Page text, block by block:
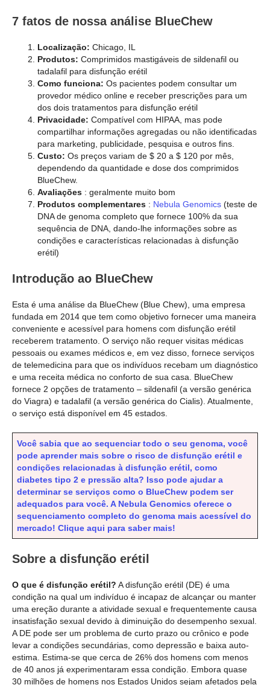
7 fatos de nossa análise BlueChew
Localização: Chicago, IL
Produtos: Comprimidos mastigáveis de sildenafil ou
tadalafil para disfunção erétil
Como funciona: Os pacientes podem consultar um
provedor médico online e receber prescrições para um
dos dois tratamentos para disfunção erétil
Privacidade: Compatível com HIPAA, mas pode
compartilhar informações agregadas ou não identificadas
para marketing, publicidade, pesquisa e outros fins.
Custo: Os preços variam de $ 20 a $ 120 por mês,
dependendo da quantidade e dose dos comprimidos
BlueChew.
Avaliações : geralmente muito bom
Produtos complementares : Nebula Genomics (teste de
DNA de genoma completo que fornece 100% da sua
sequência de DNA, dando-lhe informações sobre as
condições e características relacionadas à disfunção
erétil)
Introdução ao BlueChew
Esta é uma análise da BlueChew (Blue Chew), uma empresa
fundada em 2014 que tem como objetivo fornecer uma maneira
conveniente e acessível para homens com disfunção erétil
receberem tratamento. O serviço não requer visitas médicas
pessoais ou exames médicos e, em vez disso, fornece serviços
de telemedicina para que os indivíduos recebam um diagnóstico
e uma receita médica no conforto de sua casa. BlueChew
fornece 2 opções de tratamento – sildenafil (a versão genérica
do Viagra) e tadalafil (a versão genérica do Cialis). Atualmente,
o serviço está disponível em 45 estados.
Você sabia que ao sequenciar todo o seu genoma, você
pode aprender mais sobre o risco de disfunção erétil e
condições relacionadas à disfunção erétil, como
diabetes tipo 2 e pressão alta? Isso pode ajudar a
determinar se serviços como o BlueChew podem ser
adequados para você. A Nebula Genomics oferece o
sequenciamento completo do genoma mais acessível do
mercado! Clique aqui para saber mais!
Sobre a disfunção erétil
O que é disfunção erétil? A disfunção erétil (DE) é uma
condição na qual um indivíduo é incapaz de alcançar ou manter
uma ereção durante a atividade sexual e frequentemente causa
insatisfação sexual devido à diminuição do desempenho sexual.
A DE pode ser um problema de curto prazo ou crônico e pode
levar a condições secundárias, como depressão e baixa auto-
estima. Estima-se que cerca de 26% dos homens com menos
de 40 anos já experimentaram essa condição. Embora quase
30 milhões de homens nos Estados Unidos sejam afetados pela